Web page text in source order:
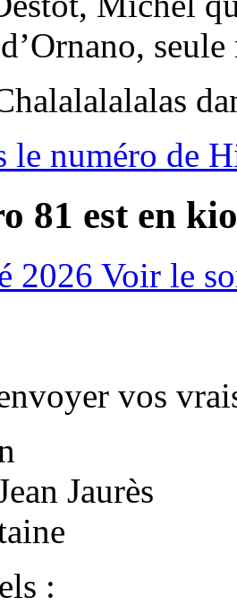
seule
le numéro de
81 est en
2026 Voir le
vos
Jaurès
: